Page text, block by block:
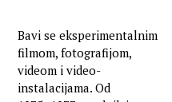
Bavi se eksperimentalnim
filmom, fotografijom,
videom i video-
instalacijama. Od